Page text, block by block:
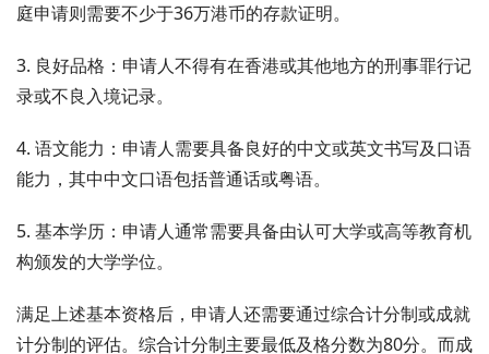
庭申请则需要不少于36万港币的存款证明。
3. 良好品格：申请人不得有在香港或其他地方的刑事罪行记
录或不良入境记录。
4. 语文能力：申请人需要具备良好的中文或英文书写及口语
能力，其中中文口语包括普通话或粤语。
5. 基本学历：申请人通常需要具备由认可大学或高等教育机
构颁发的大学学位。
满足上述基本资格后，申请人还需要通过综合计分制或成就
计分制的评估。综合计分制主要最低及格分数为80分。而成